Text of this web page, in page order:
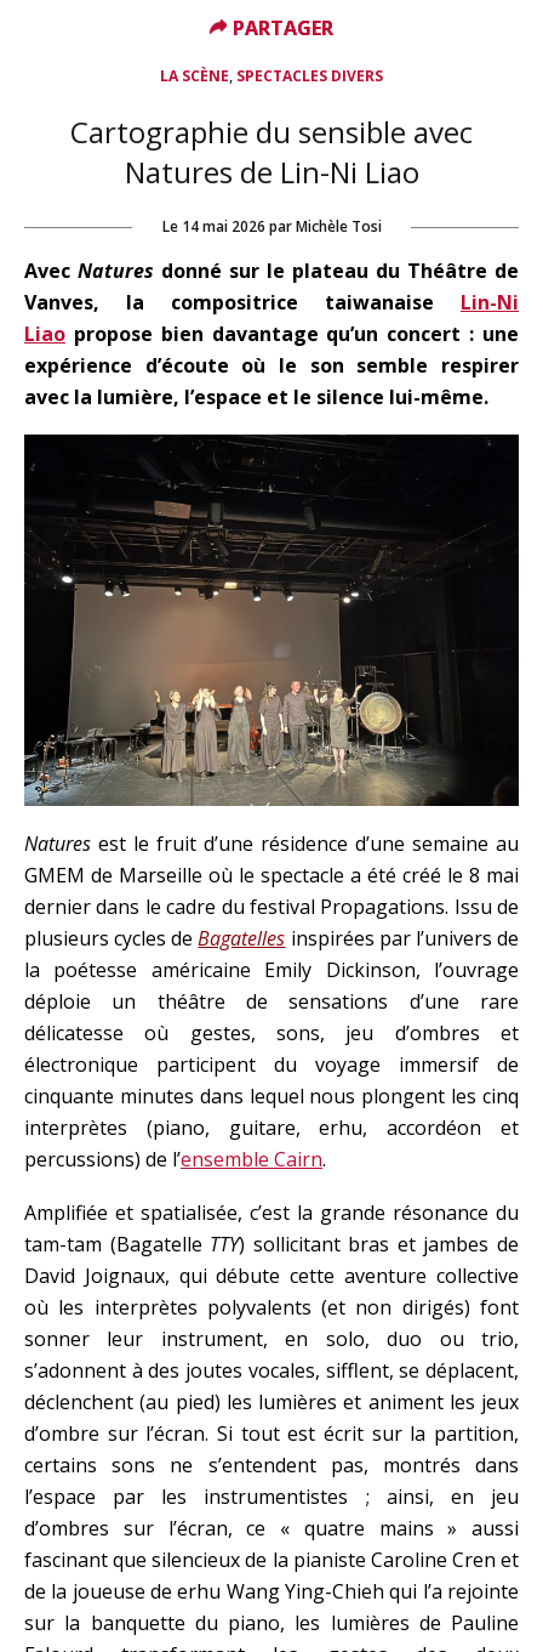
LA SCÈNE, SPECTACLES DIVERS
Cartographie du sensible avec
Natures de Lin-Ni Liao
Le 14 mai 2026 par Michèle Tosi
Avec Natures donné sur le plateau du Théâtre de
Vanves, la compositrice taiwanaise Lin-Ni
Liao propose bien davantage qu’un concert : une
expérience d’écoute où le son semble respirer
avec la lumière, l’espace et le silence lui-même.
Natures est le fruit d’une résidence d’une semaine au
GMEM de Marseille où le spectacle a été créé le 8 mai
dernier dans le cadre du festival Propagations. Issu de
plusieurs cycles deBagatelles inspirées par l’univers de
la poétesse américaine Emily Dickinson, l’ouvrage
déploie un théâtre de sensations d’une rare
délicatesse où gestes, sons, jeu d’ombres et
électronique participent du voyage immersif de
cinquante minutes dans lequel nous plongent les cinq
interprètes (piano, guitare, erhu, accordéon et
percussions) de l’ensemble Cairn.
Amplifiée et spatialisée, c’est la grande résonance du
tam-tam (Bagatelle TTY) sollicitant bras et jambes de
David Joignaux, qui débute cette aventure collective
où les interprètes polyvalents (et non dirigés) font
sonner leur instrument, en solo, duo ou trio,
s’adonnent à des joutes vocales, sifflent, se déplacent,
déclenchent (au pied) les lumières et animent les jeux
d’ombre sur l’écran. Si tout est écrit sur la partition,
certains sons ne s’entendent pas, montrés dans
l’espace par les instrumentistes ; ainsi, en jeu
d’ombres sur l’écran, ce « quatre mains » aussi
fascinant que silencieux de la pianiste Caroline Cren et
de la joueuse de erhu Wang Ying-Chieh qui l’a rejointe
sur la banquette du piano, les lumières de Pauline
PARTAGER
PARTAGER